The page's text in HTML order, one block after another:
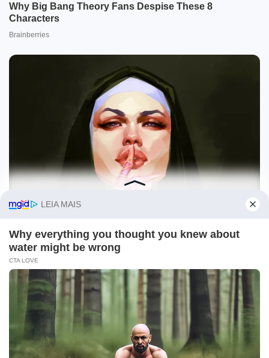
O site Campo Maior Em Foco utiliza cookies e outras
tecnologias semelhantes para recomendar conteúdo de seu
interesse. Ao prosseguir, você concorda com tal
monitoramento.
Leia mais CONCORDO